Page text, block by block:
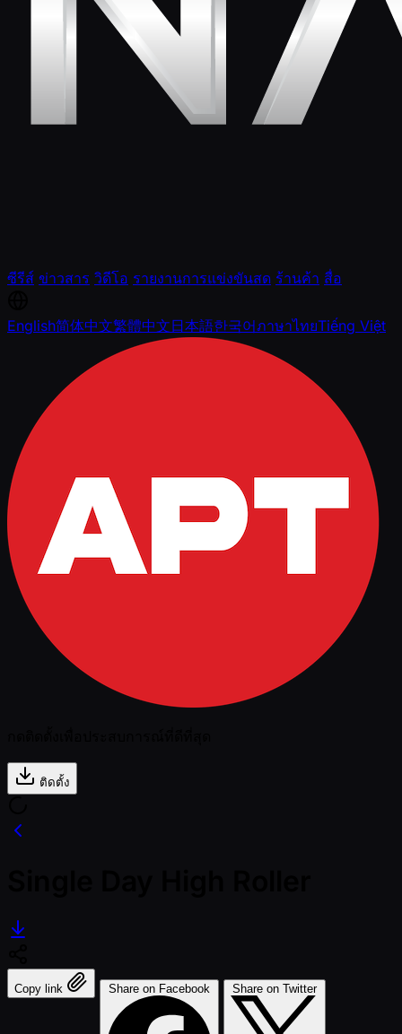
ซีรีส์ ข่าวสาร วิดีโอ รายงานการแข่งขันสด ร้านค้า สื่อ
English简体中文繁體中文日本語한국어ภาษาไทยTiếng Việt
ติดตั้ง
Copy link Share on Facebook Share on Twitter